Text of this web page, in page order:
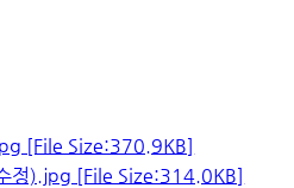
[File Size:370.9KB]
정).jpg [File Size:314.0KB]